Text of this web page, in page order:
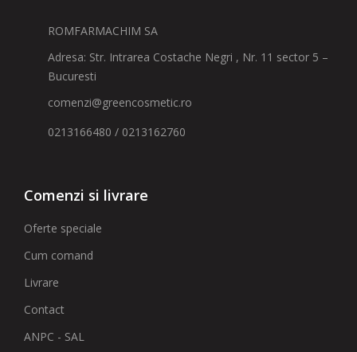
ROMFARMACHIM SA
Adresa: Str. Intrarea Costache Negri , Nr. 11 sector 5 –
Bucuresti
comenzi@greencosmetic.ro
0213166480 / 0213162760
Comenzi si livrare
Oferte speciale
Cum comand
Livrare
Contact
ANPC - SAL